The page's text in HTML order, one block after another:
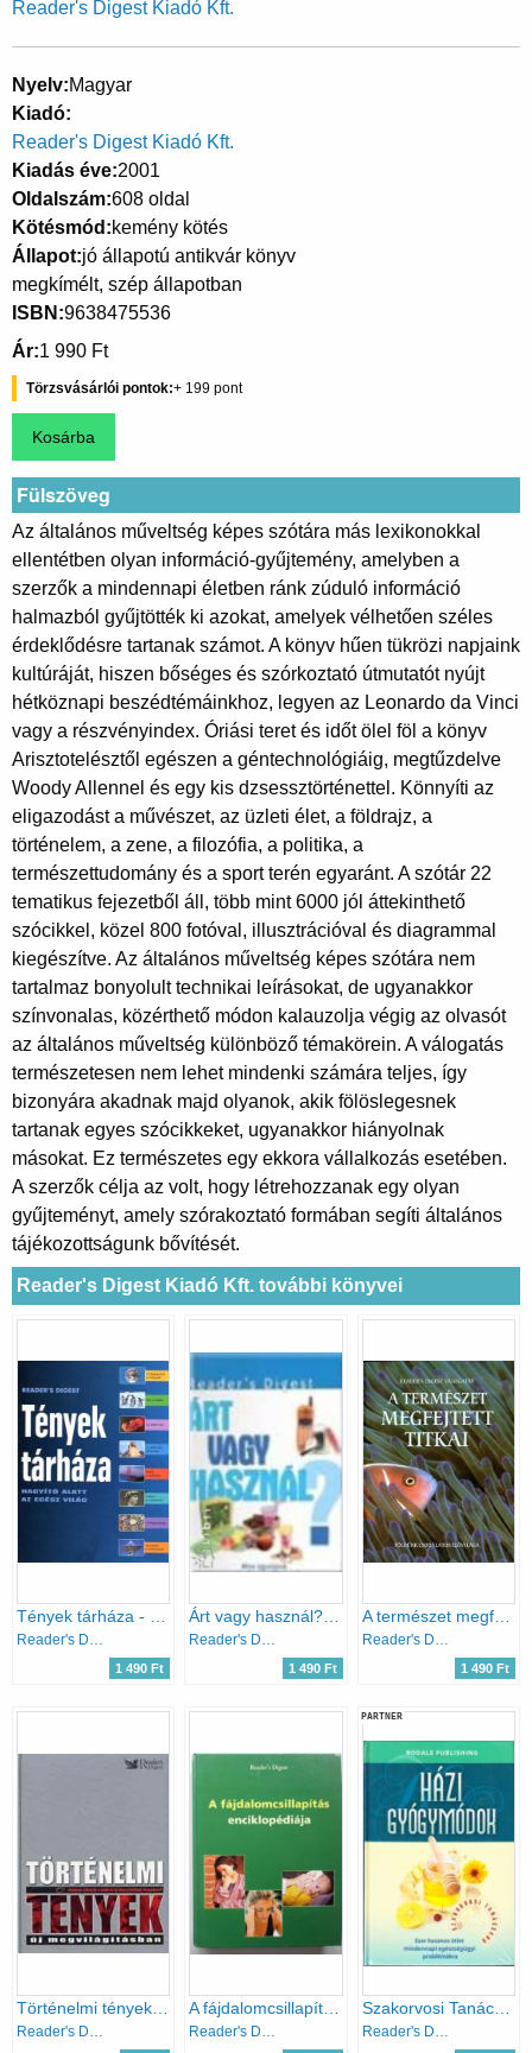
Reader's Digest Kiadó Kft.
Nyelv Magyar
Kiadó
Reader's Digest Kiadó Kft.
Kiadás éve 2001
Oldalszám 608 oldal
Kötésmód kemény kötés
Állapot jó állapotú antikvár könyv
megkímélt, szép állapotban
ISBN 9638475536
Ár 1 990 Ft
Törzsvásárlói pontok 199
Fülszöveg
Az általános műveltség képes szótára más lexikonokkal
ellentétben olyan információ-gyűjtemény, amelyben a
szerzők a mindennapi életben ránk zúduló információ
halmazból gyűjtötték ki azokat, amelyek vélhetően széles
érdeklődésre tartanak számot. A könyv hűen tükrözi napjaink
kultúráját, hiszen bőséges és szórkoztató útmutatót nyújt
hétköznapi beszédtémáinkhoz, legyen az Leonardo da Vinci
vagy a részvényindex. Óriási teret és időt ölel föl a könyv
Arisztotelésztől egészen a géntechnológiáig, megtűzdelve
Woody Allennel és egy kis dzsessztörténettel. Könnyíti az
eligazodást a művészet, az üzleti élet, a földrajz, a
történelem, a zene, a filozófia, a politika, a
természettudomány és a sport terén egyaránt. A szótár 22
tematikus fejezetből áll, több mint 6000 jól áttekinthető
szócikkel, közel 800 fotóval, illusztrációval és diagrammal
kiegészítve. Az általános műveltség képes szótára nem
tartalmaz bonyolult technikai leírásokat, de ugyanakkor
színvonalas, közérthető módon kalauzolja végig az olvasót
az általános műveltség különböző témakörein. A válogatás
természetesen nem lehet mindenki számára teljes, így
bizonyára akadnak majd olyanok, akik fölöslegesnek
tartanak egyes szócikkeket, ugyanakkor hiányolnak
másokat. Ez természetes egy ekkora vállalkozás esetében.
A szerzők célja az volt, hogy létrehozzanak egy olyan
gyűjteményt, amely szórakoztató formában segíti általános
tájékozottságunk bővítését.
Reader's Digest Kiadó Kft. további könyvei
Tények tárháza - Nagyító alatt az egész világ
Reader's Digest Kiadó Kft.
1 490 Ft
Árt vagy használ? - Mire ügyeljünk a mindennapi életben
Reader's Digest Kiadó Kft.
1 490 Ft
A természet megfejtett titkai
Reader's Digest Kiadó Kft.
1 490 Ft
Reader's Digest Kiadó Kft. Reader's Digest Kiadó Kft.
PARTNER
Szakorvosi Tanácsadó - Házi gyógymódok - Ezer hasznos ötlet mindennapi egészségügyi problémákra
Reader's Digest Kiadó Kft.